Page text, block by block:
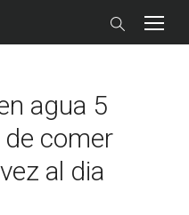
agua 5
comer
al dia